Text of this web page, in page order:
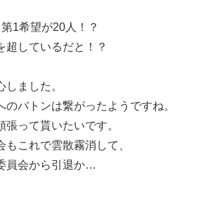
1希望が20人！？
超しているだと！？
ました。
のバトンは繋がったようですね。
って貰いたいです。
これで雲散霧消して、
員会から引退か…